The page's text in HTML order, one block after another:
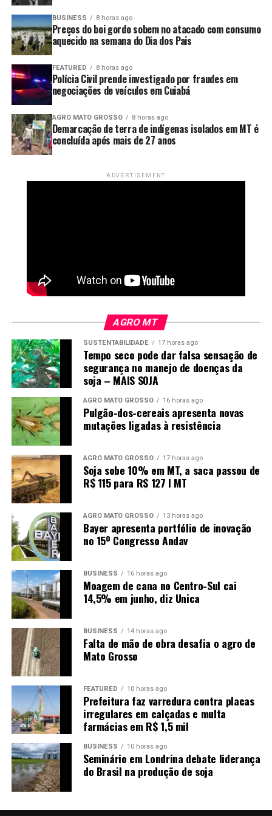
equipe percorreram a terra indígena por mais de dois
meses para instalar os marcos e as placas que
identificam os limites do território. Candor afirmou que
a conclusão dessa etapa representa um marco
importante para a segurança dos indígenas isolados.
física é implantada, ela traz mais segurança porque
assim as pessoas vão começar a entender que é real, mas
“a guerra continua porque agora vem a homologação”.
Em nota, a Funai também destacou que a conclusão da
demarcação física representa um avanço importante no
processo iniciado há quase 30 anos.
Segundo a fundação, a instalação dos marcos
materializa em campo os limites já definidos
administrativamente e permite que o processo siga para
a fase final, que é a homologação por decreto
presidencial, responsável por conferir validade jurídica
definitiva ao território.
A campanha pela proteção da Terra Indígena Kawahiva
do Rio Pardo reúne, há anos, organizações indígenas e
indigenistas. Além da Survival International, participam
da mobilização a Coordenação das Organizações
Indígenas da Amazônia Brasileira (Coiab), a Federação
dos Povos e Organizações Indígenas de Mato Grosso
(Fepoimt), o Indian Law Resource Center, a Operação
Amazônia Nativa (Opan), o Observatório dos Povos
Indígenas Isolados (Opi) e o Centro de Trabalho
Indigenista (CTI).
Proteção depende de fiscalização
permanente
BUSINESS 8 horas ago
Preços do boi gordo sobem no atacado com consumo
aquecido na semana do Dia dos Pais
FEATURED 8 horas ago
Polícia Civil prende investigado por fraudes em
negociações de veículos em Cuiabá
AGRO MATO GROSSO 8 horas ago
Demarcação de terra de indígenas isolados em MT é
concluída após mais de 27 anos
ADVERTISEMENT
AGRO MT
SUSTENTABILIDADE 17 horas ago
Tempo seco pode dar falsa sensação de
segurança no manejo de doenças da
soja – MAIS SOJA
AGRO MATO GROSSO 16 horas ago
Pulgão-dos-cereais apresenta novas
mutações ligadas à resistência
AGRO MATO GROSSO 17 horas ago
Soja sobe 10% em MT, a saca passou de
R$ 115 para R$ 127 I MT
AGRO MATO GROSSO 13 horas ago
Bayer apresenta portfólio de inovação
no 15º Congresso Andav
BUSINESS 16 horas ago
Moagem de cana no Centro-Sul cai
14,5% em junho, diz Unica
BUSINESS 14 horas ago
Falta de mão de obra desafia o agro de
Mato Grosso
FEATURED 10 horas ago
Prefeitura faz varredura contra placas
irregulares em calçadas e multa
farmácias em R$ 1,5 mil
BUSINESS 10 horas ago
Seminário em Londrina debate liderança
do Brasil na produção de soja